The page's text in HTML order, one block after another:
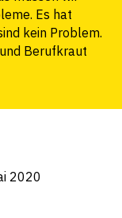
Es hat
kein Problem.
Berufkraut
2020